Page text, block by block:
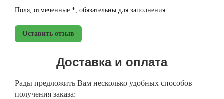
Поля, отмеченные *, обязательны для заполнения
Оставить отзыв
Доставка и оплата
Рады предложить Вам несколько удобных способов
получения заказа: